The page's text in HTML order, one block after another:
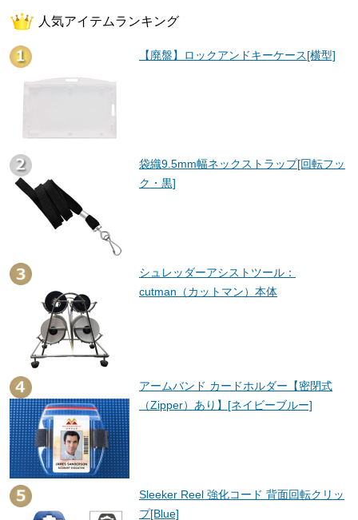
人気アイテムランキング
【廃盤】ロックアンドキーケース[横型]
袋織9.5mm幅ネックストラップ[回転フッ
ク・黒]
シュレッダーアシストツール：
cutman（カットマン）本体
アームバンド カードホルダー【密閉式
（Zipper）あり】[ネイビーブルー]
Sleeker Reel 強化コード 背面回転クリッ
プ[Blue]